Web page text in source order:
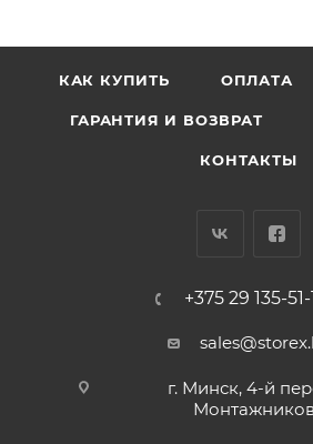
КАК КУПИТЬ ОПЛАТА
ГАРАНТИЯ И ВОЗВРАТ
КОНТАКТЫ
+375 29 135-51-
г. Минск, 4-й